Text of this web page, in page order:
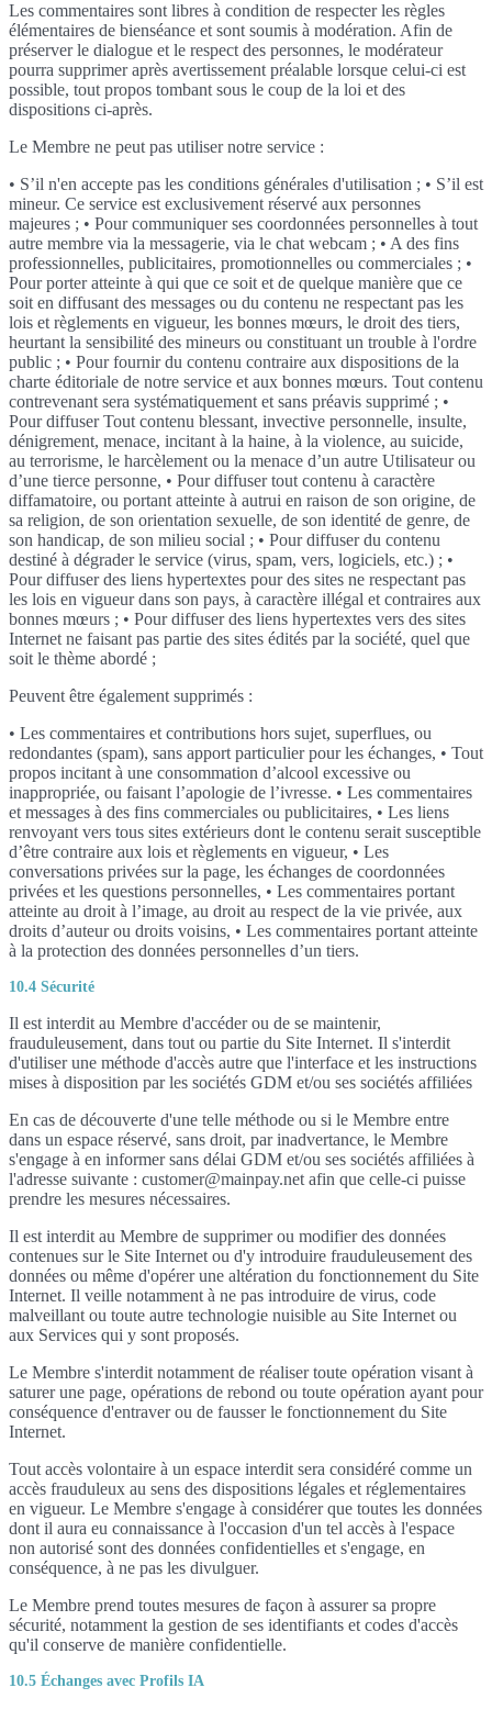
Les commentaires sont libres à condition de respecter les règles
élémentaires de bienséance et sont soumis à modération. Afin de
préserver le dialogue et le respect des personnes, le modérateur
pourra supprimer après avertissement préalable lorsque celui-ci est
possible, tout propos tombant sous le coup de la loi et des
dispositions ci-après.
Le Membre ne peut pas utiliser notre service :
• S’il n'en accepte pas les conditions générales d'utilisation ; • S’il est
mineur. Ce service est exclusivement réservé aux personnes
majeures ; • Pour communiquer ses coordonnées personnelles à tout
autre membre via la messagerie, via le chat webcam ; • A des fins
professionnelles, publicitaires, promotionnelles ou commerciales ; •
Pour porter atteinte à qui que ce soit et de quelque manière que ce
soit en diffusant des messages ou du contenu ne respectant pas les
lois et règlements en vigueur, les bonnes mœurs, le droit des tiers,
heurtant la sensibilité des mineurs ou constituant un trouble à l'ordre
public ; • Pour fournir du contenu contraire aux dispositions de la
charte éditoriale de notre service et aux bonnes mœurs. Tout contenu
contrevenant sera systématiquement et sans préavis supprimé ; •
Pour diffuser Tout contenu blessant, invective personnelle, insulte,
dénigrement, menace, incitant à la haine, à la violence, au suicide,
au terrorisme, le harcèlement ou la menace d’un autre Utilisateur ou
d’une tierce personne, • Pour diffuser tout contenu à caractère
diffamatoire, ou portant atteinte à autrui en raison de son origine, de
sa religion, de son orientation sexuelle, de son identité de genre, de
son handicap, de son milieu social ; • Pour diffuser du contenu
destiné à dégrader le service (virus, spam, vers, logiciels, etc.) ; •
Pour diffuser des liens hypertextes pour des sites ne respectant pas
les lois en vigueur dans son pays, à caractère illégal et contraires aux
bonnes mœurs ; • Pour diffuser des liens hypertextes vers des sites
Internet ne faisant pas partie des sites édités par la société, quel que
soit le thème abordé ;
Peuvent être également supprimés :
• Les commentaires et contributions hors sujet, superflues, ou
redondantes (spam), sans apport particulier pour les échanges, • Tout
propos incitant à une consommation d’alcool excessive ou
inappropriée, ou faisant l’apologie de l’ivresse. • Les commentaires
et messages à des fins commerciales ou publicitaires, • Les liens
renvoyant vers tous sites extérieurs dont le contenu serait susceptible
d’être contraire aux lois et règlements en vigueur, • Les
conversations privées sur la page, les échanges de coordonnées
privées et les questions personnelles, • Les commentaires portant
atteinte au droit à l’image, au droit au respect de la vie privée, aux
droits d’auteur ou droits voisins, • Les commentaires portant atteinte
à la protection des données personnelles d’un tiers.
10.4 Sécurité
Il est interdit au Membre d'accéder ou de se maintenir,
frauduleusement, dans tout ou partie du Site Internet. Il s'interdit
d'utiliser une méthode d'accès autre que l'interface et les instructions
mises à disposition par les sociétés GDM et/ou ses sociétés affiliées
En cas de découverte d'une telle méthode ou si le Membre entre
dans un espace réservé, sans droit, par inadvertance, le Membre
s'engage à en informer sans délai GDM et/ou ses sociétés affiliées à
l'adresse suivante : customer@mainpay.net afin que celle-ci puisse
prendre les mesures nécessaires.
Il est interdit au Membre de supprimer ou modifier des données
contenues sur le Site Internet ou d'y introduire frauduleusement des
données ou même d'opérer une altération du fonctionnement du Site
Internet. Il veille notamment à ne pas introduire de virus, code
malveillant ou toute autre technologie nuisible au Site Internet ou
aux Services qui y sont proposés.
Le Membre s'interdit notamment de réaliser toute opération visant à
saturer une page, opérations de rebond ou toute opération ayant pour
conséquence d'entraver ou de fausser le fonctionnement du Site
Internet.
Tout accès volontaire à un espace interdit sera considéré comme un
accès frauduleux au sens des dispositions légales et réglementaires
en vigueur. Le Membre s'engage à considérer que toutes les données
dont il aura eu connaissance à l'occasion d'un tel accès à l'espace
non autorisé sont des données confidentielles et s'engage, en
conséquence, à ne pas les divulguer.
Le Membre prend toutes mesures de façon à assurer sa propre
sécurité, notamment la gestion de ses identifiants et codes d'accès
qu'il conserve de manière confidentielle.
10.5 Échanges avec Profils IA